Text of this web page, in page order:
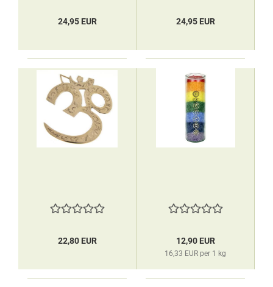
24,95 EUR 24,95 EUR
22,80 EUR 12,90 EUR
16,33 EUR per 1 kg